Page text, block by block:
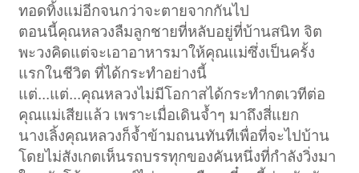
ทอดทิ้งแม่อีกจนกว่าจะตายจากกันไป
ตอนนี้คุณหลวงลืมลูกชายที่หลับอยู่ที่บ้านสนิท จิต
พะวงคิดแต่จะเอาอาหารมาให้คุณแม่ซึ่งเป็นครั้ง
แรกในชีวิต ที่ได้กระทำอย่างนี้
แต่...แต่...คุณหลวงไม่มีโอกาสได้กระทำกตเวทีต่อ
คุณแม่เสียแล้ว เพราะเมื่อเดินจ้ำๆ มาถึงสี่แยก
นางเลิ้งคุณหลวงก็จ้ำข้ามถนนทันทีเพื่อที่จะไปบ้าน
โดยไม่สังเกตเห็นรถบรรทุกของคันหนึ่งที่กำลังวิ่งมา